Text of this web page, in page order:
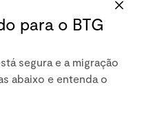
da
para o BTG
segura e a migração
abaixo e entenda o